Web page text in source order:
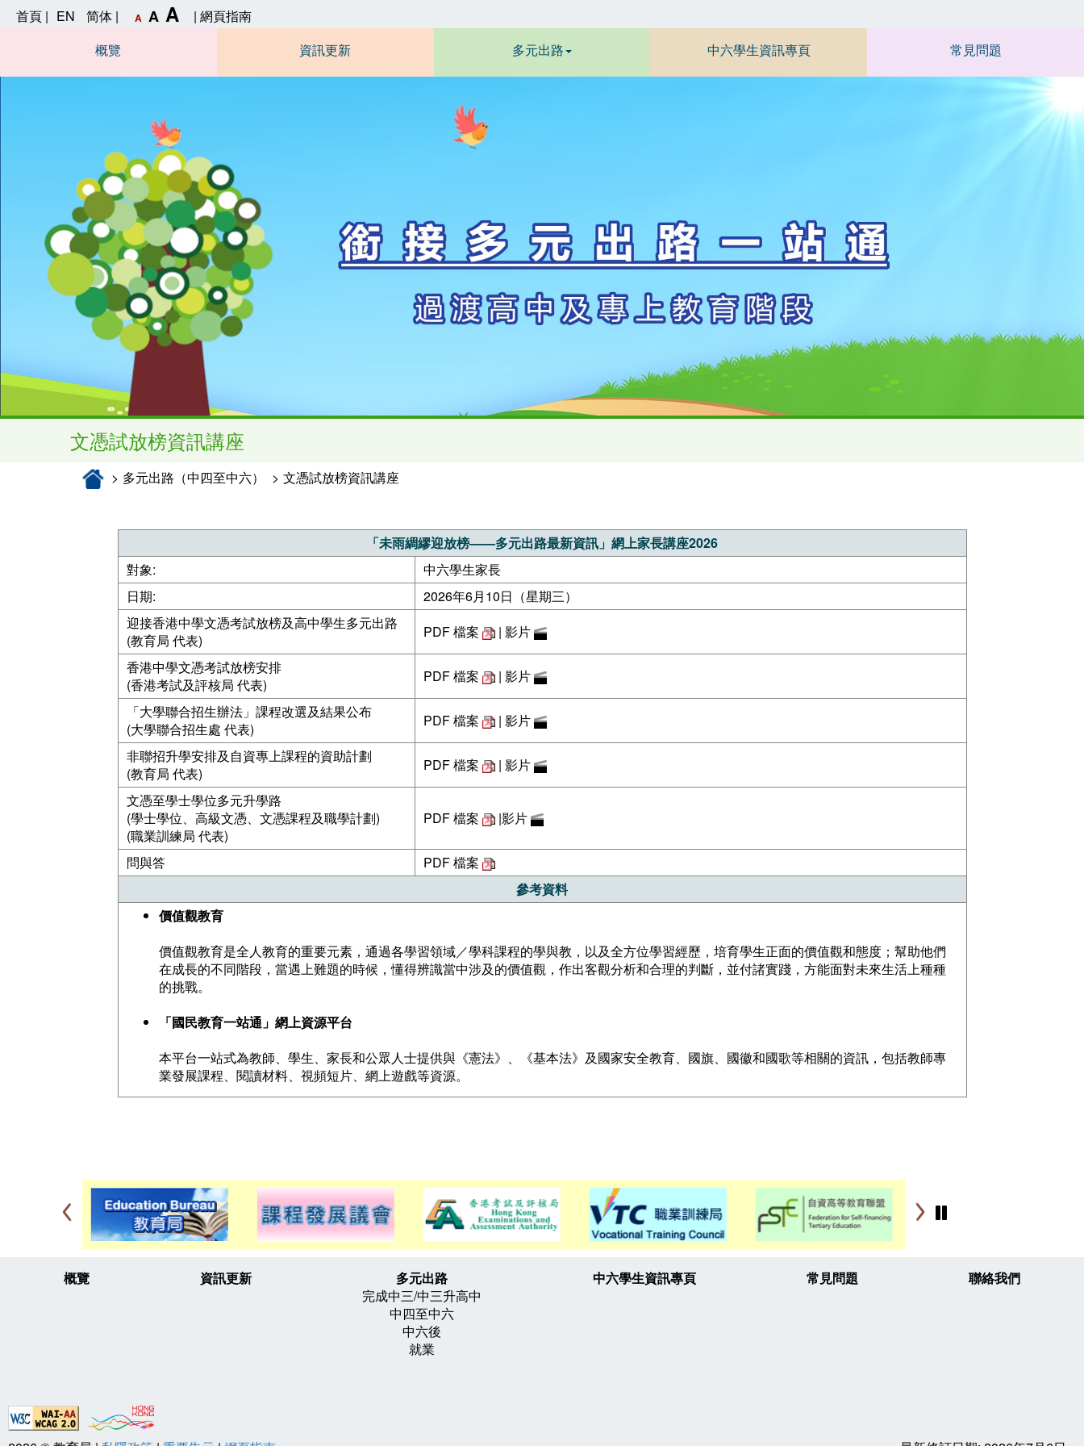
首頁 | EN 简体 | A A A
| 網頁指南
概覽
資訊更新 多元出路 中六學生資訊專頁 常見問題
文憑試放榜資訊講座
多元出路（中四至中六） 文憑試放榜資訊講座
「未雨綢繆迎放榜——多元出路最新資訊」網上家長講座2026
對象:
中六學生家長
日期:
2026年6月10日（星期三）
迎接香港中學文憑考試放榜及高中學生多元出路
(教育局 代表)
PDF 檔案 | 影片
香港中學文憑考試放榜安排
(香港考試及評核局 代表)
PDF 檔案 | 影片
「大學聯合招生辦法」課程改選及結果公布
(大學聯合招生處 代表)
PDF 檔案 | 影片
非聯招升學安排及自資專上課程的資助計劃
(教育局 代表)
PDF 檔案 | 影片
文憑至學士學位多元升學路
(學士學位、高級文憑、文憑課程及職學計劃)
(職業訓練局 代表)
PDF 檔案 |影片
問與答
PDF 檔案
參考資料
價值觀教育
價值觀教育是全人教育的重要元素，通過各學習領域／學科課程的學與教，以及全方位學習經歷，培育學生正面的價值觀和態度；幫助他們
在成長的不同階段，當遇上難題的時候，懂得辨識當中涉及的價值觀，作出客觀分析和合理的判斷，並付諸實踐，方能面對未來生活上種種
的挑戰。
「國民教育一站通」網上資源平台
本平台一站式為教師、學生、家長和公眾人士提供與《憲法》、《基本法》及國家安全教育、國旗、國徽和國歌等相關的資訊，包括教師專
業發展課程、閱讀材料、視頻短片、網上遊戲等資源。
概覽 資訊更新
多元出路
完成中三/中三升高中
中四至中六
中六後
就業
中六學生資訊專頁 常見問題 聯絡我們